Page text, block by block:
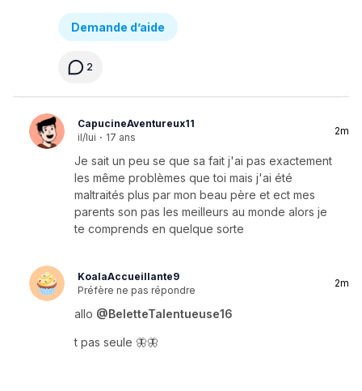
Demande d’aide
2
CapucineAventureux11
il/lui · 17 ans
2m
Je sait un peu se que sa fait j'ai pas exactement
les même problèmes que toi mais j'ai été
maltraités plus par mon beau père et ect mes
parents son pas les meilleurs au monde alors je
te comprends en quelque sorte
KoalaAccueillante9
Préfère ne pas répondre
2m
allo @BeletteTalentueuse16
t pas seule 🦋🦋